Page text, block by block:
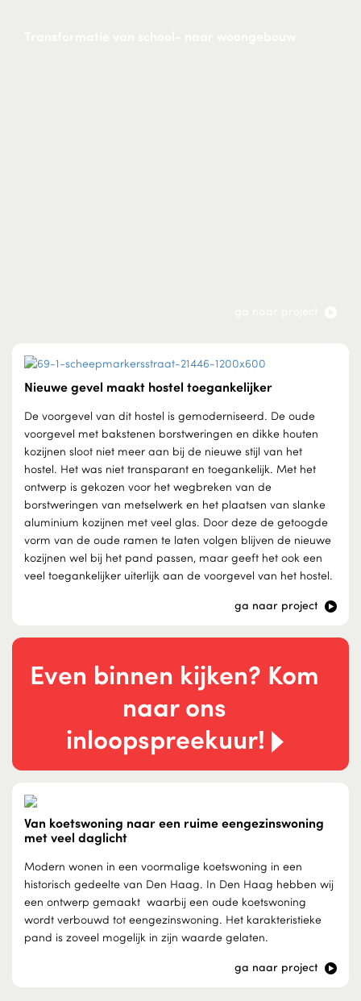
Nieuwe gevel maakt hostel toegankelijker
De voorgevel van dit hostel is gemoderniseerd. De oude
voorgevel met bakstenen borstweringen en dikke houten
kozijnen sloot niet meer aan bij de nieuwe stijl van het
hostel. Het was niet transparant en toegankelijk. Met het
ontwerp is gekozen voor het wegbreken van de
borstweringen van metselwerk en het plaatsen van slanke
aluminium kozijnen met veel glas. Door deze de getoogde
vorm van de oude ramen te laten volgen blijven de nieuwe
kozijnen wel bij het pand passen, maar geeft het ook een
veel toegankelijker uiterlijk aan de voorgevel van het hostel.
ga naar project
Even binnen kijken? Kom
naar ons
inloopspreekuur!
Van koetswoning naar een ruime eengezinswoning
met veel daglicht
Modern wonen in een voormalige koetswoning in een
historisch gedeelte van Den Haag. In Den Haag hebben wij
een ontwerp gemaakt waarbij een oude koetswoning
wordt verbouwd tot eengezinswoning. Het karakteristieke
pand is zoveel mogelijk in zijn waarde gelaten.
ga naar project